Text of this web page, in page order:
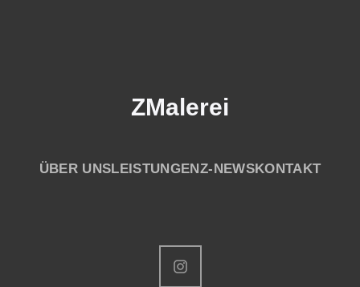
ZMalerei
ÜBER UNSLEISTUNGEN Z-NEWSKONTAKT